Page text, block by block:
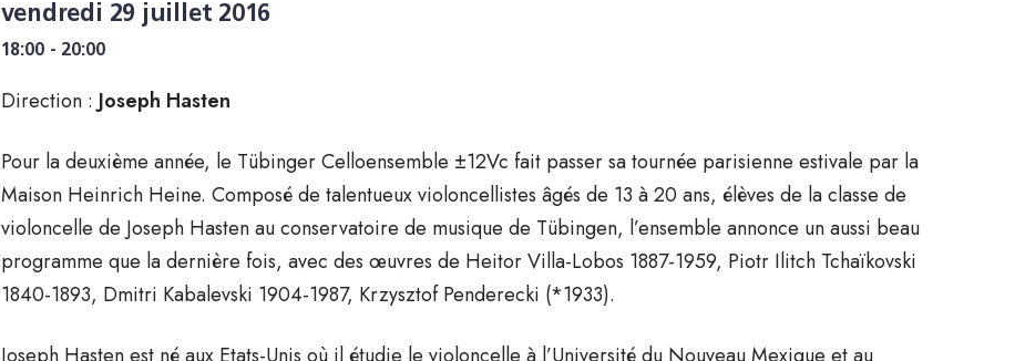
vendredi 29 juillet 2016
18:00 - 20:00
Direction : Joseph Hasten
Pour la deuxième année, le Tübinger Celloensemble ±12Vc fait passer sa tournée parisienne estivale par la
Maison Heinrich Heine. Composé de talentueux violoncellistes âgés de 13 à 20 ans, élèves de la classe de
violoncelle de Joseph Hasten au conservatoire de musique de Tübingen, l’ensemble annonce un aussi beau
programme que la dernière fois, avec des œuvres de Heitor Villa-Lobos 1887-1959, Piotr Ilitch Tchaïkovski
1840-1893, Dmitri Kabalevski 1904-1987, Krzysztof Penderecki (*1933).
Joseph Hasten est né aux Etats-Unis où il étudie le violoncelle à l’Université du Nouveau Mexique et au